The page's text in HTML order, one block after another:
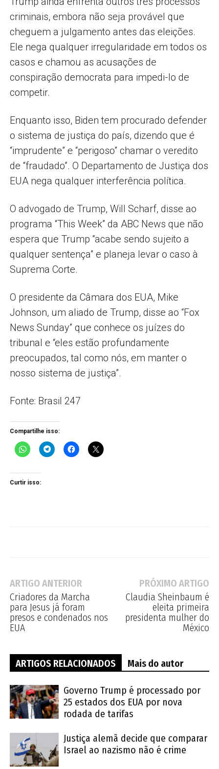
criminais, embora não seja provável que
cheguem a julgamento antes das eleições.
Ele nega qualquer irregularidade em todos os
casos e chamou as acusações de
conspiração democrata para impedi-lo de
competir.
Enquanto isso, Biden tem procurado defender
o sistema de justiça do país, dizendo que é
“imprudente” e “perigoso” chamar o veredito
de “fraudado”. O Departamento de Justiça dos
EUA nega qualquer interferência política.
O advogado de Trump, Will Scharf, disse ao
programa “This Week” da ABC News que não
espera que Trump “acabe sendo sujeito a
qualquer sentença” e planeja levar o caso à
Suprema Corte.
O presidente da Câmara dos EUA, Mike
Johnson, um aliado de Trump, disse ao “Fox
News Sunday” que conhece os juízes do
tribunal e “eles estão profundamente
preocupados, tal como nós, em manter o
nosso sistema de justiça”.
Fonte: Brasil 247
Compartilhe isso:
Curtir isso:
ARTIGO ANTERIOR
Criadores da Marcha
para Jesus já foram
presos e condenados nos
EUA
PRÓXIMO ARTIGO
Claudia Sheinbaum é
eleita primeira
presidenta mulher do
México
ARTIGOS RELACIONADOS Mais do autor
Governo Trump é processado por
25 estados dos EUA por nova
rodada de tarifas
Justiça alemã decide que comparar
Israel ao nazismo não é crime